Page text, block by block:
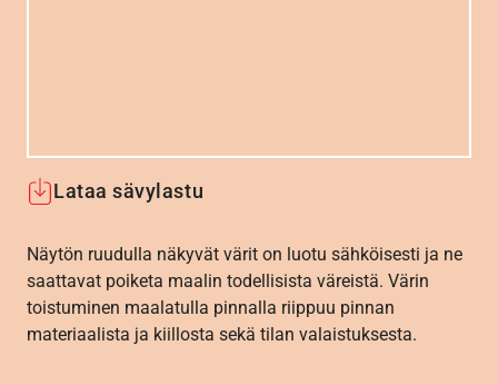
Lataa sävylastu
Näytön ruudulla näkyvät värit on luotu sähköisesti ja ne
saattavat poiketa maalin todellisista väreistä. Värin
toistuminen maalatulla pinnalla riippuu pinnan
materiaalista ja kiillosta sekä tilan valaistuksesta.